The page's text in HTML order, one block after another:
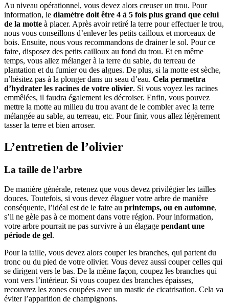
Au niveau opérationnel, vous devez alors creuser un trou. Pour
information, le diamètre doit être 4 à 5 fois plus grand que celui
de la motte à placer. Après avoir retiré la terre pour effectuer le trou,
nous vous conseillons d’enlever les petits cailloux et morceaux de
bois. Ensuite, nous vous recommandons de drainer le sol. Pour ce
faire, disposez des petits cailloux au fond du trou. Et en même
temps, vous allez mélanger à la terre du sable, du terreau de
plantation et du fumier ou des algues. De plus, si la motte est sèche,
n’hésitez pas à la plonger dans un seau d’eau. Cela permettra
d’hydrater les racines de votre olivier. Si vous voyez les racines
emmêlées, il faudra également les décroiser. Enfin, vous pouvez
mettre la motte au milieu du trou avant de le combler avec la terre
mélangée au sable, au terreau, etc. Pour finir, vous allez légèrement
tasser la terre et bien arroser.
L’entretien de l’olivier
La taille de l’arbre
De manière générale, retenez que vous devez privilégier les tailles
douces. Toutefois, si vous devez élaguer votre arbre de manière
conséquente, l’idéal est de le faire au printemps, ou en automne,
s’il ne gèle pas à ce moment dans votre région. Pour information,
votre arbre pourrait ne pas survivre à un élagage pendant une
période de gel.
Pour la taille, vous devez alors couper les branches, qui partent du
tronc ou du pied de votre olivier. Vous devez aussi couper celles qui
se dirigent vers le bas. De la même façon, coupez les branches qui
vont vers l’intérieur. Si vous coupez des branches épaisses,
recouvrez les zones coupées avec un mastic de cicatrisation. Cela va
éviter l’apparition de champignons.